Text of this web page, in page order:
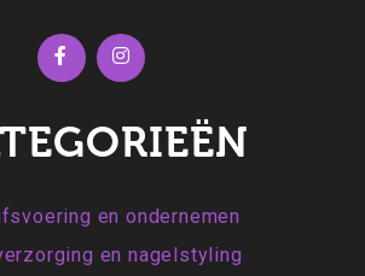
en ondernemen
en nagelstyling